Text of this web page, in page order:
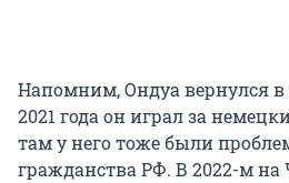
Напомним, Ондуа вернулся в
2021 года он играл за
там у него тоже были
гражданства РФ. В 2022-м